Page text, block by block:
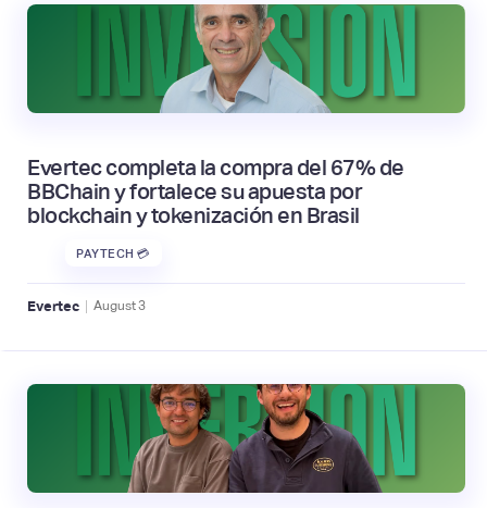
Evertec completa la compra del 67% de
BBChain y fortalece su apuesta por
blockchain y tokenización en Brasil
PAYTECH 💳
Evertec | August3